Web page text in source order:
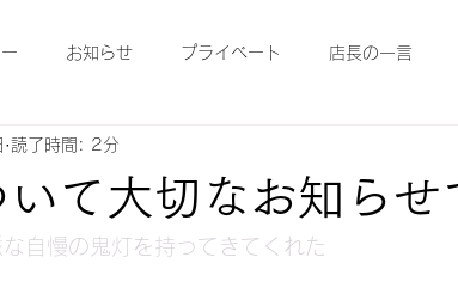
お知らせ プライベート 店長の一言
ない 蛍情報
て大切なお知らせ
読了時間: 2分
自慢の鬼灯を持ってきてくれた